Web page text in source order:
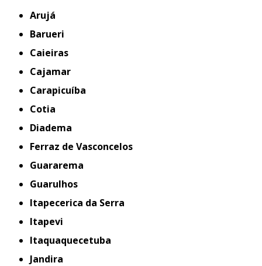
Arujá
Barueri
Caieiras
Cajamar
Carapicuíba
Cotia
Diadema
Ferraz de Vasconcelos
Guararema
Guarulhos
Itapecerica da Serra
Itapevi
Itaquaquecetuba
Jandira